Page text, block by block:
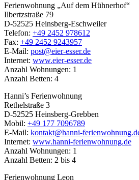
Ferienwohnung „Auf dem Hühnerhof“
Ilbertzstraße 79
D-52525 Heinsberg-Eschweiler
Telefon: +49 2452 978612
Fax: +49 2452 9243957
E-Mail: post@eier-esser.de
Internet: www.eier-esser.de
Anzahl Wohnungen: 1
Anzahl Betten: 4
Hanni’s Ferienwohnung
Rethelstraße 3
D-52525 Heinsberg-Grebben
Mobil: +49 177 7096789
E-Mail: kontakt@hanni-
Internet: www.hanni-ferienwohnung.de
Anzahl Wohnungen: 1
Anzahl Betten: 2 bis 4
Ferienwohnung Leon